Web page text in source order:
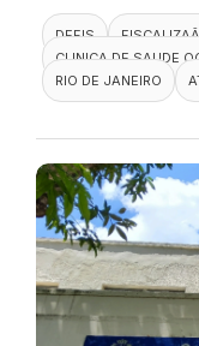
DEFIS
CLINICA DE SAUDE
RIO DE JANEIRO